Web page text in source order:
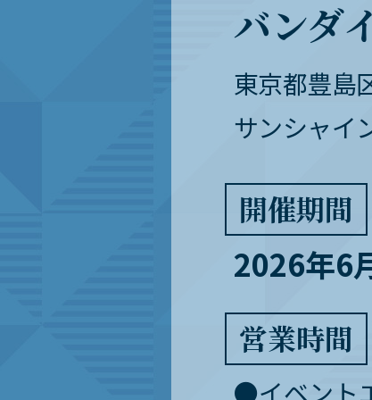
バンダ
東京都豊島
サンシャイ
開催期間
2026年6
営業時間
イベント